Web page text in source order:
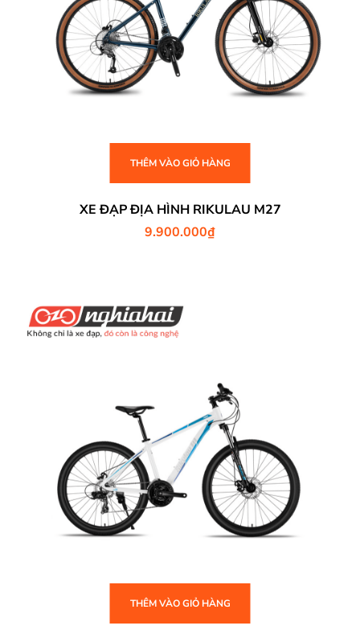
THÊM VÀO GIỎ HÀNG
XE ĐẠP ĐỊA HÌNH RIKULAU M27
9.900.000₫
THÊM VÀO GIỎ HÀNG